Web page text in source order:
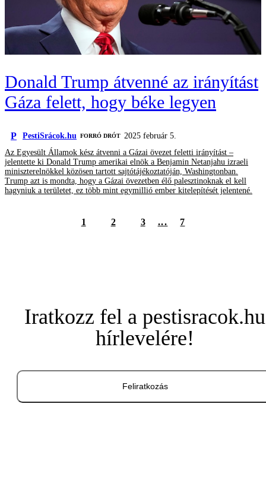
Donald Trump átvenné az irányítást
Gáza felett, hogy béke legyen
P PestiSrácok.hu FORRÓ DRÓT 2025 február 5.
Az Egyesült Államok kész átvenni a Gázai övezet feletti irányítást –
jelentette ki Donald Trump amerikai elnök a Benjamin Netanjahu izraeli
miniszterelnökkel közösen tartott sajtótájékoztatóján, Washingtonban.
Trump azt is mondta, hogy a Gázai övezetben élő palesztinoknak el kell
hagyniuk a területet, ez több mint egymillió ember kitelepítését jelentené.
1 2 3 ... 7
Iratkozz fel a pestisracok.hu
hírlevelére!
Feliratkozás